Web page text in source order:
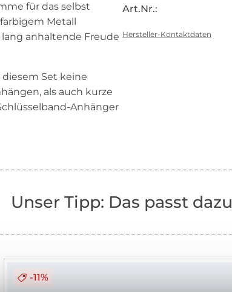
für das selbst
Metall
anhaltende Freude
Set keine
als auch kurze
Anhänger
Art.Nr.:
Hersteller-Kontaktdaten
Unser Tipp: Das passt dazu
-11%